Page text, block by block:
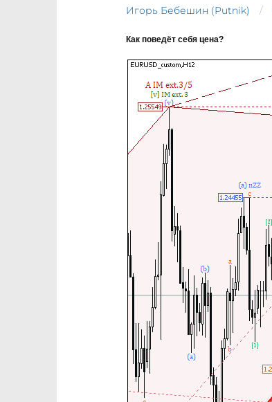
Игорь Бебешин (Putnik)
Как поведёт себя цена?